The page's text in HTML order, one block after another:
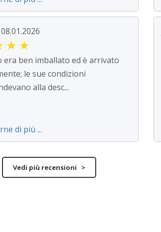
★ ★
era ben imballato ed è arrivato
le sue condizioni
alla desc...
di più ...
Vedi più recensioni >